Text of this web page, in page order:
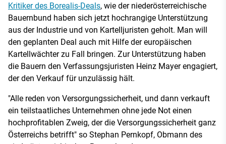
Kritiker des Borealis-Deals, wie der niederösterreichische
Bauernbund haben sich jetzt hochrangige Unterstützung
aus der Industrie und von Kartelljuristen geholt. Man will
den geplanten Deal auch mit Hilfe der europäischen
Kartellwächter zu Fall bringen. Zur Unterstützung haben
die Bauern den Verfassungsjuristen Heinz Mayer engagiert,
der den Verkauf für unzulässig hält.
"Alle reden von Versorgungssicherheit, und dann verkauft
ein teilstaatliches Unternehmen ohne jede Not einen
hochprofitablen Zweig, der die Versorgungssicherheit ganz
Österreichs betrifft" so Stephan Pernkopf, Obmann des